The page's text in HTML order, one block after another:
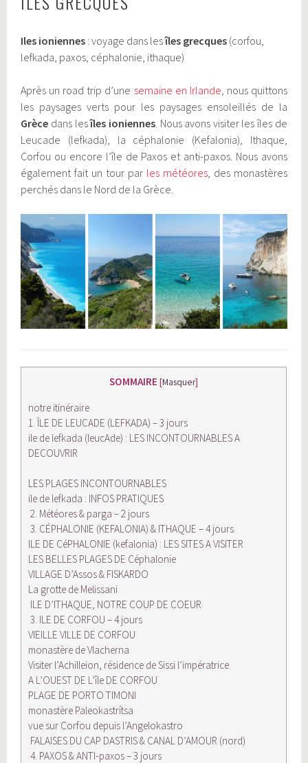
Iles ioniennes : voyage dans lesîles grecques (corfou,
lefkada, paxos, céphalonie, ithaque)
Après un road trip d’une semaine en Irlande, nous quittons
les paysages verts pour les paysages ensoleillés de la
Grèce dans lesîles ioniennes. Nous avons visiter les îles de
Leucade (lefkada), la céphalonie (Kefalonia), Ithaque,
Corfou ou encore l’île de Paxos et anti-paxos. Nous avons
également fait un tour par les météores, des monastères
perchés dans le Nord de la Grèce.
SOMMAIRE [Masquer]
notre itinéraire
1. ÎLE DE LEUCADE (LEFKADA) – 3 jours
ile de lefkada (leucAde) : LES INCONTOURNABLES A
DECOUVRIR
LES PLAGES INCONTOURNABLES
ile de lefkada : INFOS PRATIQUES
2. Météores & parga – 2 jours
3. CÉPHALONIE (KEFALONIA) & ITHAQUE – 4 jours
ILE DE CéPHALONIE (kefalonia) : LES SITES A VISITER
LES BELLES PLAGES DE Céphalonie
VILLAGE D’Assos & FISKARDO
La grotte de Melissani
ILE D’ITHAQUE, NOTRE COUP DE COEUR
3. ILE DE CORFOU – 4 jours
VIEILLE VILLE DE CORFOU
monastère de Vlacherna
Visiter l’Achilleion, résidence de Sissi l’impératrice
A L’OUEST DE L’île DE CORFOU
PLAGE DE PORTO TIMONI
monastère Paleokastrítsa
vue sur Corfou depuis l’Angelokastro
FALAISES DU CAP DASTRIS & CANAL D’AMOUR (nord)
4. PAXOS & ANTI-paxos – 3 jours